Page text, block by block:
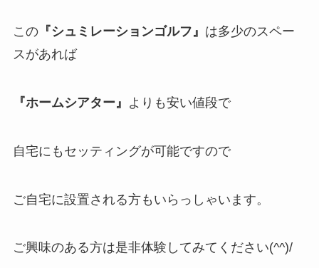
この『シュミレーションゴルフ』 は多少のスペー
スがあれば
『ホームシアター』 よりも安い値段で
自宅にもセッティングが可能ですので
ご自宅に設置される方もいらっしゃいます。
ご興味のある方は是非体験してみてください(^^)/